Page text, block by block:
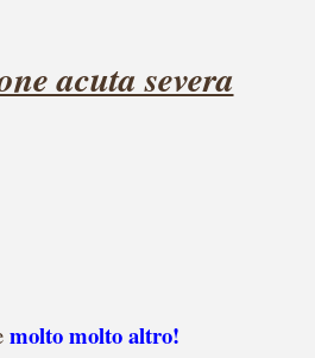
acuta severa
molto molto altro!